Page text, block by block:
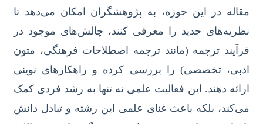
مقاله در این حوزه، به پژوهشگران امکان می‌دهد تا
نظریه‌های جدید را معرفی کنند، چالش‌های موجود در
فرآیند ترجمه (مانند ترجمه اصطلاحات فرهنگی، متون
ادبی، تخصصی) را بررسی کرده و راهکارهای نوینی
ارائه دهند. این فعالیت علمی نه تنها به رشد فردی کمک
می‌کند، بلکه باعث غنای علمی این رشته و تبادل دانش